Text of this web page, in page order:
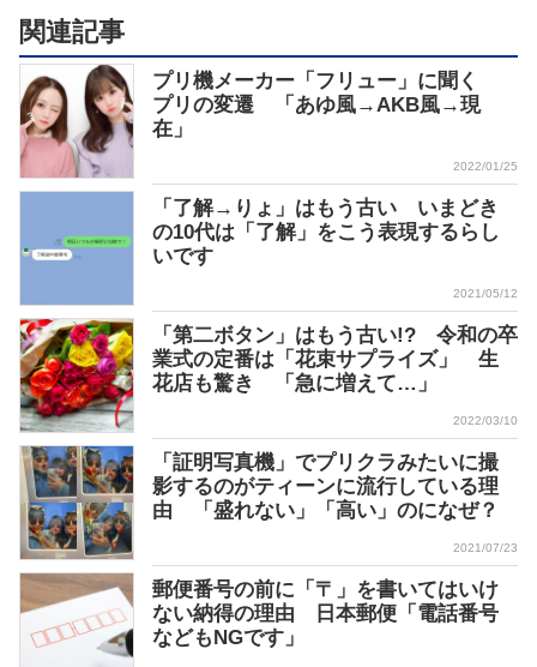
関連記事
プリ機メーカー「フリュー」に聞く
プリの変遷 「あゆ風→AKB風→現
在」
2022/01/25
「了解→りょ」はもう古い いまどき
の10代は「了解」をこう表現するらし
いです
2021/05/12
「第二ボタン」はもう古い!? 令和の卒
業式の定番は「花束サプライズ」 生
花店も驚き 「急に増えて…」
2022/03/10
「証明写真機」でプリクラみたいに撮
影するのがティーンに流行している理
由 「盛れない」「高い」のになぜ？
2021/07/23
郵便番号の前に「〒」を書いてはいけ
ない納得の理由 日本郵便「電話番号
などもNGです」